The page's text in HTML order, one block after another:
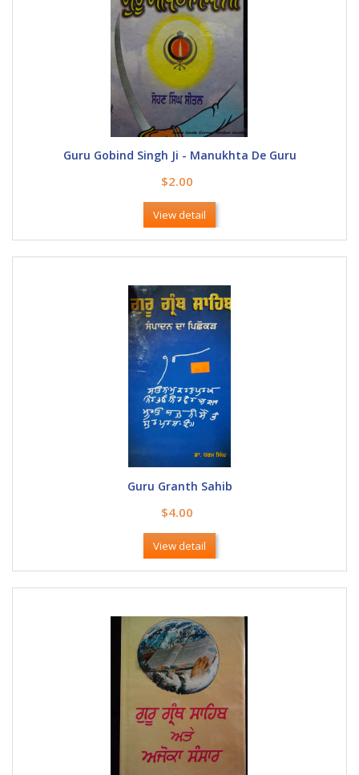
Guru Gobind Singh Ji - Manukhta De Guru
$2.00
View detail
Guru Granth Sahib
$4.00
View detail